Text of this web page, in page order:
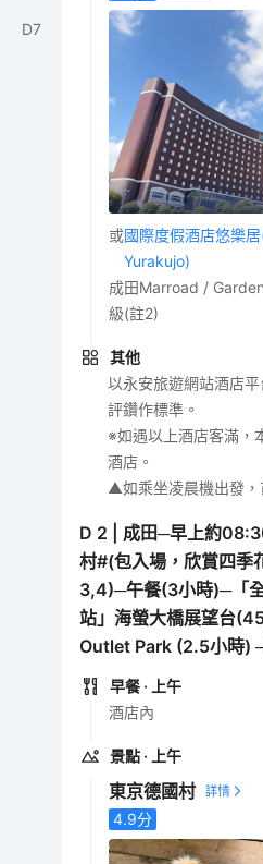
D7
或國際度假酒店悠樂
Yurakujo)
成田Marroad /
級(註2)
其他
以永安旅遊網站酒店
評鑽作標準。
※如遇以上酒店客滿，
酒店。
▲如乘坐凌晨機出發，
D 2
成田─早上約
村#(包入場，欣賞四季
3,4)─午餐(3小時)─「
站」海螢大橋展望台
Outlet Park (2.5小時)
早餐 · 上午
酒店內
景點 · 上午
東京德國村
4.9分